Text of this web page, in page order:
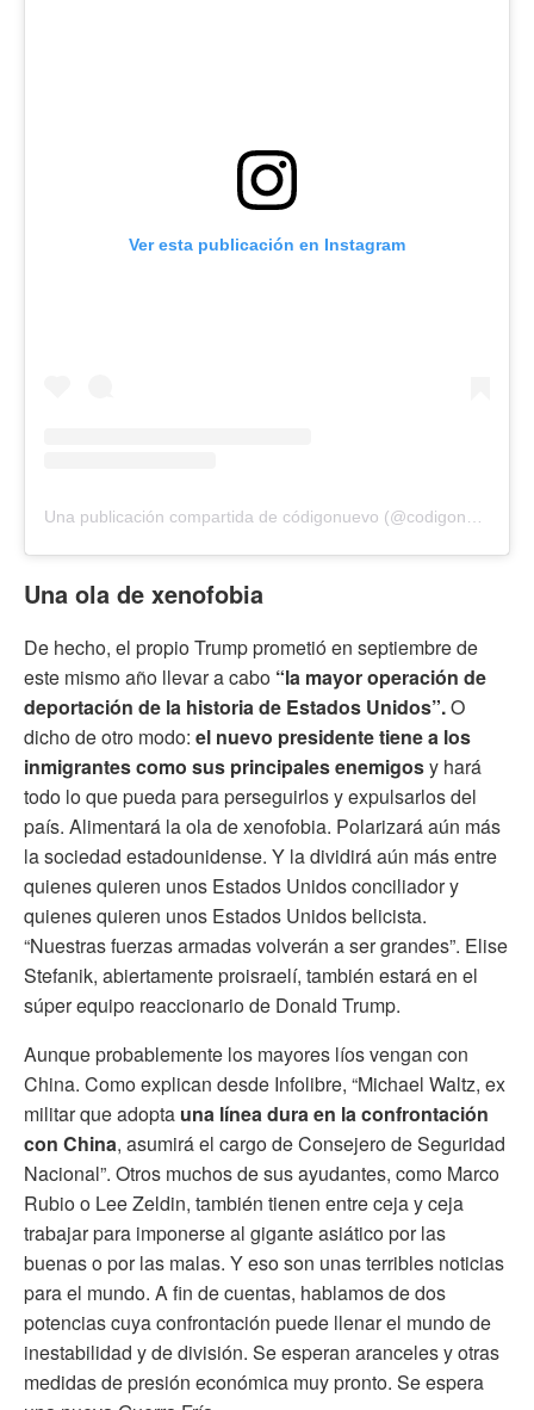
Ver esta publicación en Instagram
Una ola de xenofobia
De hecho, el propio Trump prometió en septiembre de
este mismo año llevar a cabo “la mayor operación de
deportación de la historia de Estados Unidos”.O
dicho de otro modo: el nuevo presidente tiene a los
inmigrantes como sus principales enemigosy hará
todo lo que pueda para perseguirlos y expulsarlos del
país. Alimentará la ola de xenofobia. Polarizará aún más
la sociedad estadounidense. Y la dividirá aún más entre
quienes quieren unos Estados Unidos conciliador y
quienes quieren unos Estados Unidos belicista.
“Nuestras fuerzas armadas volverán a ser grandes”. Elise
Stefanik, abiertamente proisraelí, también estará en el
súper equipo reaccionario de Donald Trump.
Aunque probablemente los mayores líos vengan con
China. Como explican desde Infolibre, “Michael Waltz, ex
militar que adopta una línea dura en la confrontación
con China, asumirá el cargo de Consejero de Seguridad
Nacional”. Otros muchos de sus ayudantes, como Marco
Rubio o Lee Zeldin, también tienen entre ceja y ceja
trabajar para imponerse al gigante asiático por las
buenas o por las malas. Y eso son unas terribles noticias
para el mundo. A fin de cuentas, hablamos de dos
potencias cuya confrontación puede llenar el mundo de
inestabilidad y de división. Se esperan aranceles y otras
medidas de presión económica muy pronto. Se espera